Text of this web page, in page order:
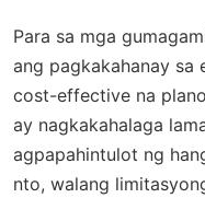
Para sa mga
ang pagkakahanay sa
cost-effective na
ay nagkakahalaga
agpapahintulot ng
nto, walang